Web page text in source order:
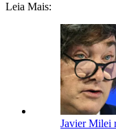
Leia Mais:
Javier Milei